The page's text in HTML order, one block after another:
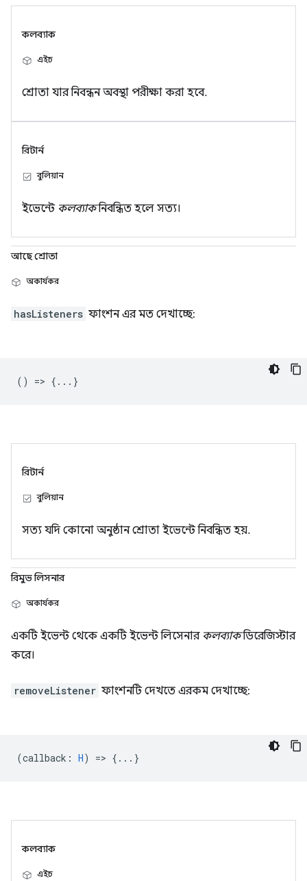
কলব্যাক
এইচ
শ্রোতা যার নিবন্ধন অবস্থা পরীক্ষা করা হবে.
রিটার্ন
বুলিয়ান
ইভেন্টে কলব্যাকনিবন্ধিত হলে সত্য।
আছে শ্রোতা
অকার্যকর
hasListeners ফাংশন এর মত দেখাচ্ছে:
() => {...}
রিটার্ন
বুলিয়ান
সত্য যদি কোনো অনুষ্ঠান শ্রোতা ইভেন্টে নিবন্ধিত হয়.
রিমুভ লিসনার
অকার্যকর
একটি ইভেন্ট থেকে একটি ইভেন্ট লিসেনার কলব্যাকডিরেজিস্টার
করে।
removeListener ফাংশনটি দেখতে এরকম দেখাচ্ছে:
(callback : H) => {...}
কলব্যাক
এইচ